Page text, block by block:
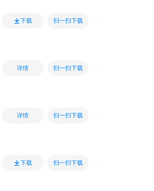
下载 扫一扫下载
详情 扫一扫下载
详情 扫一扫下载
下载 扫一扫下载